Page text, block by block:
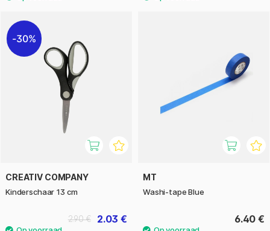
30%
CREATIV COMPANY
Kinderschaar 13 cm
2.03 €
2.90 €
MT
Washi-tape Blue
6.40 €